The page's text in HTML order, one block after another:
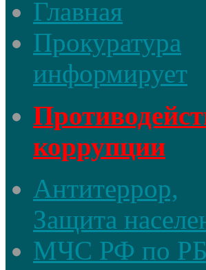
Главная
Прокуратура
информирует
коррупции
Антитеррор,
Защита
МЧС РФ по РБ